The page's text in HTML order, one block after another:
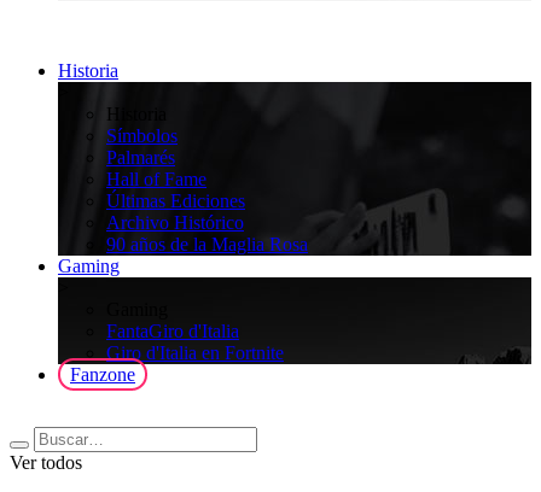
Historia
Historia
Símbolos
Palmarés
Hall of Fame
Últimas Ediciones
Archivo Histórico
90 años de la Maglia Rosa
Gaming
FantaGiro d'Italia
Giro d'Italia en Fortnite
Fanzone
Ver todos